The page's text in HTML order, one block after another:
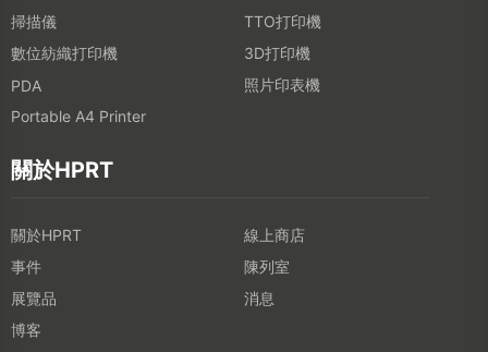
掃描儀
TTO打印機
數位紡織打印機
3D打印機
PDA
照片印表機
Portable A4 Printer
關於HPRT
關於HPRT
線上商店
事件
陳列室
展覽品
消息
博客